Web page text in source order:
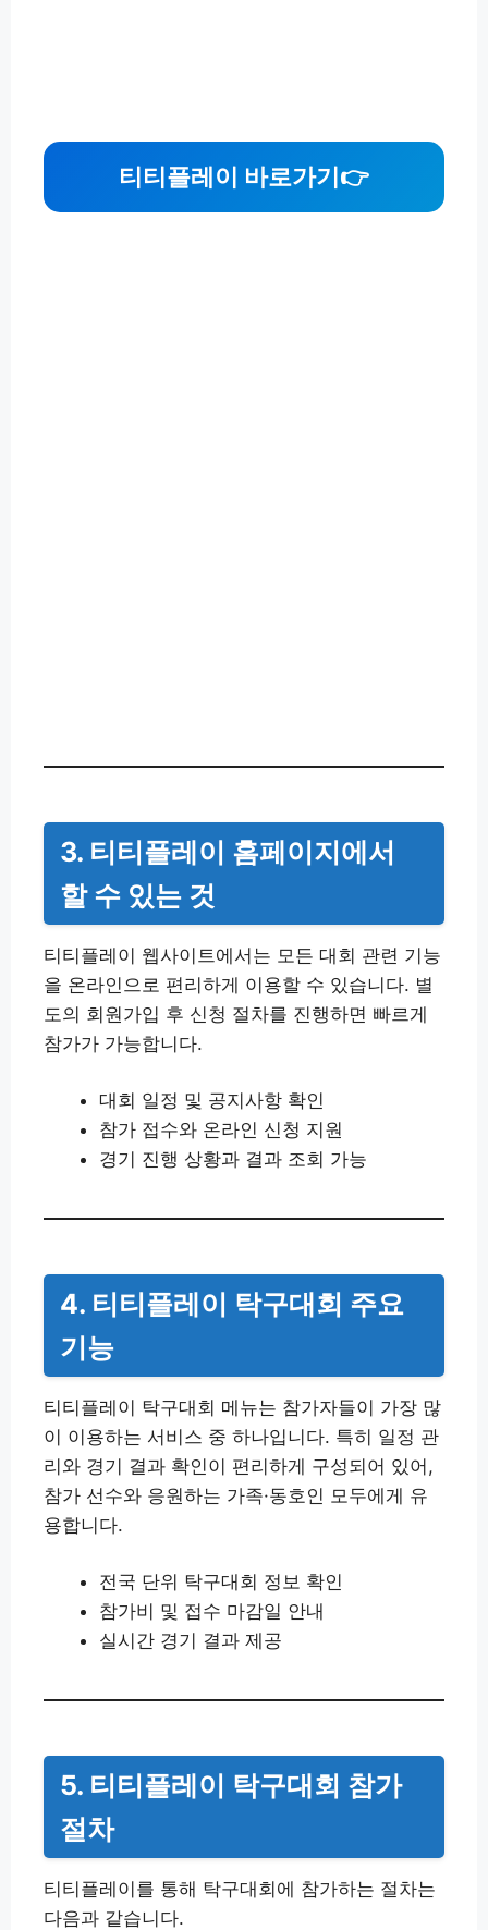
티티플레이 바로가기👉
3. 티티플레이 홈페이지에서
할 수 있는 것
티티플레이 웹사이트에서는 모든 대회 관련 기능
을 온라인으로 편리하게 이용할 수 있습니다. 별
도의 회원가입 후 신청 절차를 진행하면 빠르게
참가가 가능합니다.
대회 일정 및 공지사항 확인
참가 접수와 온라인 신청 지원
경기 진행 상황과 결과 조회 가능
4. 티티플레이 탁구대회 주요
기능
티티플레이 탁구대회 메뉴는 참가자들이 가장 많
이 이용하는 서비스 중 하나입니다. 특히 일정 관
리와 경기 결과 확인이 편리하게 구성되어 있어,
참가 선수와 응원하는 가족·동호인 모두에게 유
용합니다.
전국 단위 탁구대회 정보 확인
참가비 및 접수 마감일 안내
실시간 경기 결과 제공
5. 티티플레이 탁구대회 참가
절차
티티플레이를 통해 탁구대회에 참가하는 절차는
다음과 같습니다.